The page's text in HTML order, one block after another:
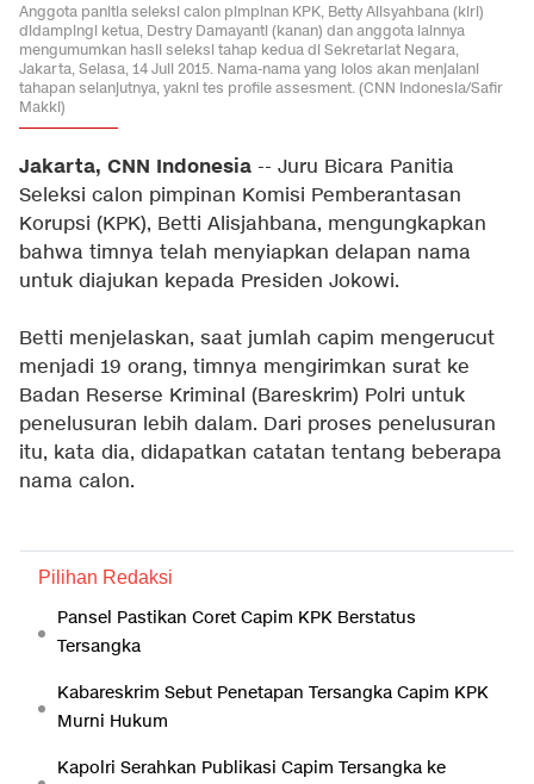
Anggota panitia seleksi calon pimpinan KPK, Betty Alisyahbana (kiri)
didampingi ketua, Destry Damayanti (kanan) dan anggota lainnya
mengumumkan hasil seleksi tahap kedua di Sekretariat Negara,
Jakarta, Selasa, 14 Juli 2015. Nama-nama yang lolos akan menjalani
tahapan selanjutnya, yakni tes profile assesment. (CNN Indonesia/Safir
Makki)
Jakarta, CNN Indonesia -- Juru Bicara Panitia
Seleksi calon pimpinan Komisi Pemberantasan
Korupsi (KPK), Betti Alisjahbana, mengungkapkan
bahwa timnya telah menyiapkan delapan nama
untuk diajukan kepada Presiden Jokowi.
Betti menjelaskan, saat jumlah capim mengerucut
menjadi 19 orang, timnya mengirimkan surat ke
Badan Reserse Kriminal (Bareskrim) Polri untuk
penelusuran lebih dalam. Dari proses penelusuran
itu, kata dia, didapatkan catatan tentang beberapa
nama calon.
Pilihan Redaksi
Pansel Pastikan Coret Capim KPK Berstatus
Tersangka
Kabareskrim Sebut Penetapan Tersangka Capim KPK
Murni Hukum
Kapolri Serahkan Publikasi Capim Tersangka ke